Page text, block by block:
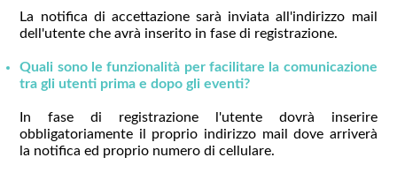
La notifica di accettazione sarà inviata all'indirizzo mail
dell'utente che avrà inserito in fase di registrazione.
Quali sono le funzionalità per facilitare la comunicazione
tra gli utenti prima e dopo gli eventi?
In fase di registrazione l'utente dovrà inserire
obbligatoriamente il proprio indirizzo mail dove arriverà
la notifica ed proprio numero di cellulare.